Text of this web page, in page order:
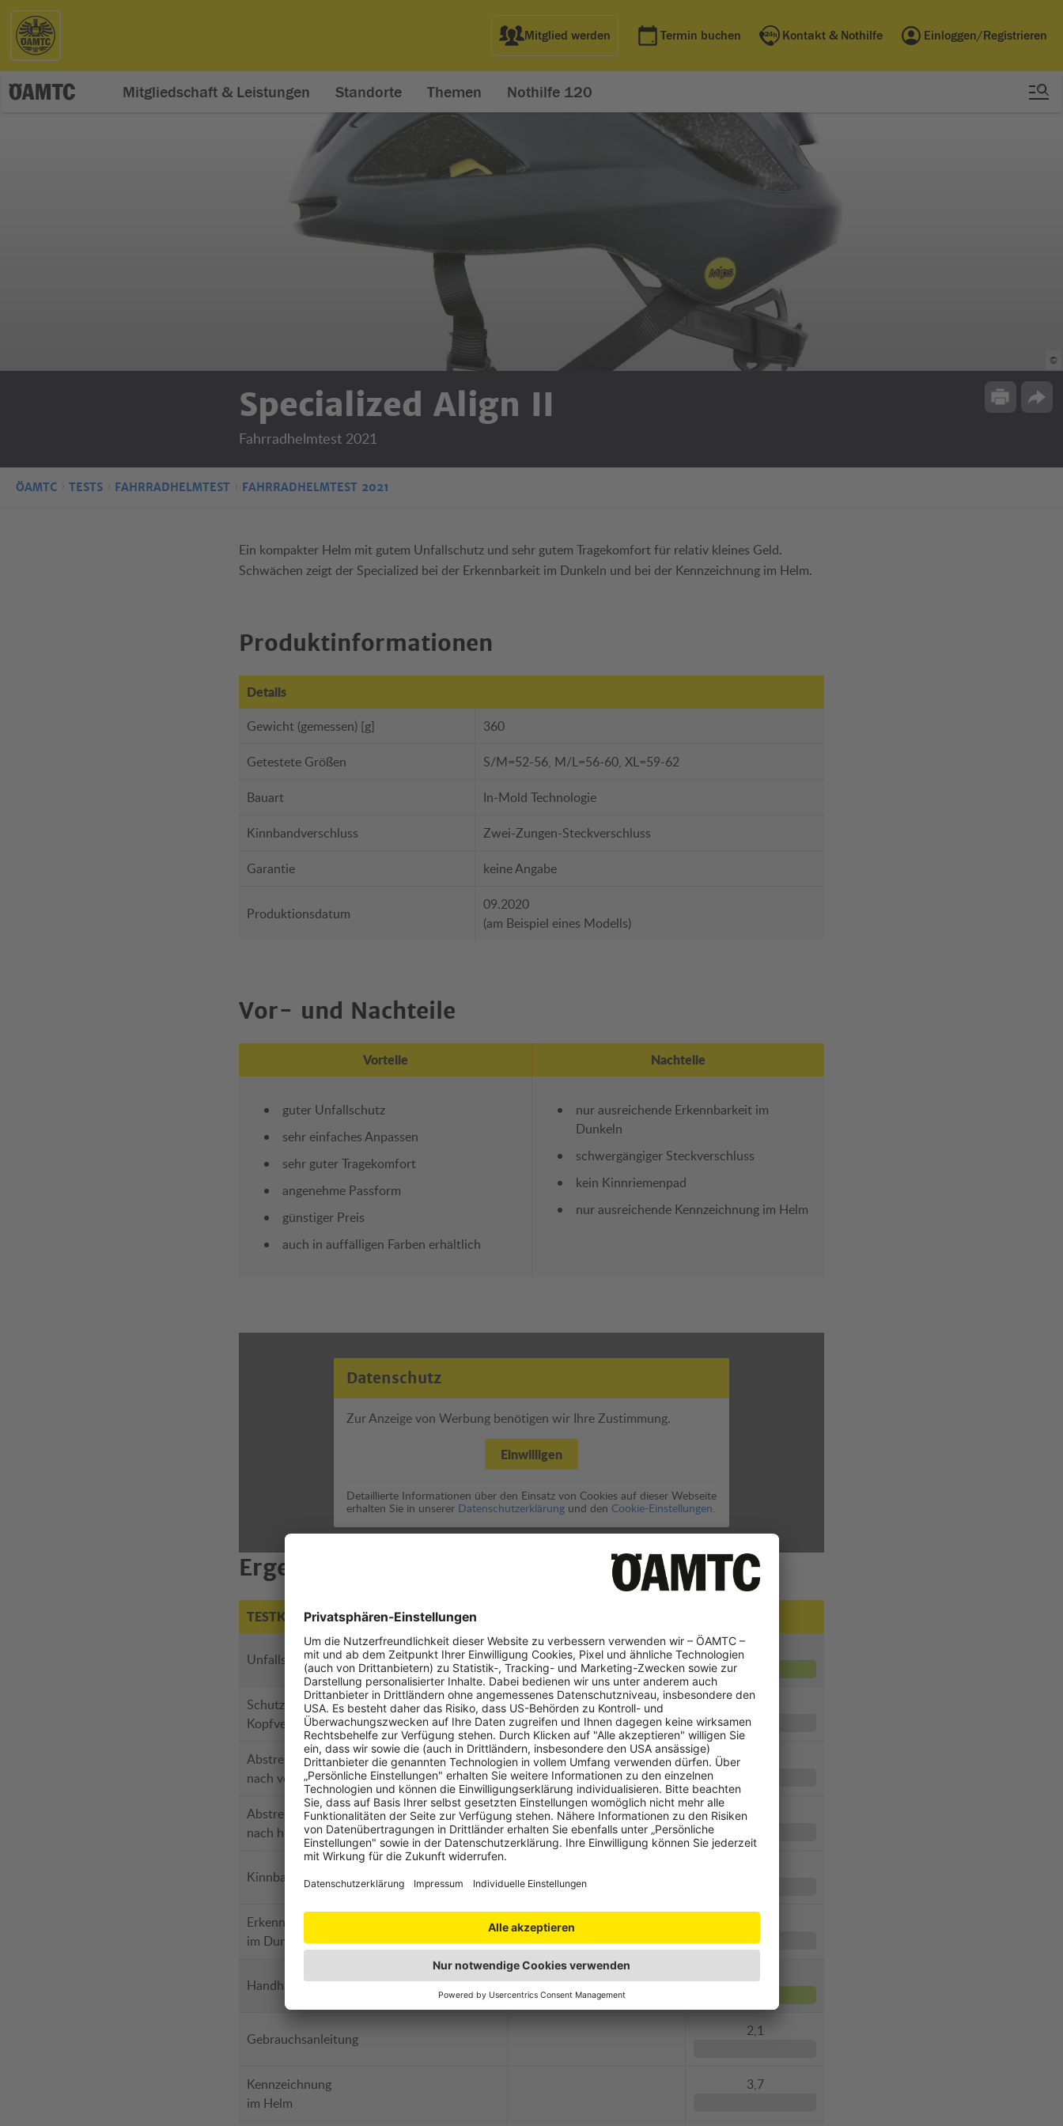
Mitglied werden Termin buchen Kontakt & Nothilfe Einloggen/Registrieren
Mitgliedschaft & Leistungen Standorte Themen Nothilfe 120
©
Specialized Align II
Fahrradhelmtest 2021
Drucken
ÖAMTC TESTS FAHRRADHELMTEST FAHRRADHELMTEST 2021
Ein kompakter Helm mit gutem Unfallschutz und sehr gutem Tragekomfort für relativ kleines Geld.
Schwächen zeigt der Specialized bei der Erkennbarkeit im Dunkeln und bei der Kennzeichnung im Helm.
Produktinformationen
Details
Gewicht (gemessen) [g] 360
Getestete Größen S/M=52-56, M/L=56-60, XL=59-62
Bauart In-Mold Technologie
Kinnbandverschluss Zwei-Zungen-Steckverschluss
Garantie keine Angabe
Produktionsdatum
09.2020
(am Beispiel eines Modells)
Vor- und Nachteile
Vorteile Nachteile
guter Unfallschutz
sehr einfaches Anpassen
sehr guter Tragekomfort
angenehme Passform
günstiger Preis
auch in auffälligen Farben erhältlich
nur ausreichende Erkennbarkeit im
Dunkeln
schwergängiger Steckverschluss
kein Kinnriemenpad
nur ausreichende Kennzeichnung im Helm
Datenschutz
Zur Anzeige von Werbung benötigen wir Ihre Zustimmung.
Einwilligen
Detaillierte Informationen über den Einsatz von Cookies auf dieser Webseite
erhalten Sie in unserer Datenschutzerklärung und den Cookie-Einstellungen.
Ergebnisse im Detail
TESTKRITERIUM
Unfallschutz 50%
Schutz vor
Kopfverletzungen
2,1
Abstreifsicherheit
nach vorne
Abstreifsicherheit
nach hinten
2,2
Kinnbandfestigkeit
Erkennbarkeit
im Dunkeln
Handhabung 40% 1,8
Gebrauchsanleitung 2,1
Kennzeichnung
im Helm
3,7